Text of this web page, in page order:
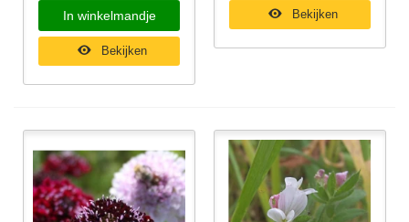
In winkelmandje
Bekijken
Bekijken